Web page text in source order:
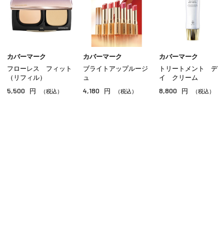
マスカラ
グロス
チーク
シェーディング・ハイライト
カバーマーク
フローレス フィット
（リフィル）
5,500 円 （税込）
カバーマーク
ブライトアップルージ
ュ
4,180 円 （税込）
カバーマーク
トリートメント デ
イ クリーム
8,800 円 （税込）